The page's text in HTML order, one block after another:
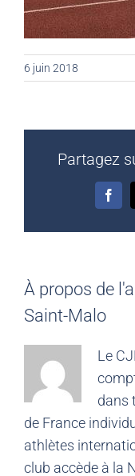
6 juin 2018
Partagez
À propos de
Saint-Malo
Le
dans
de France
athlètes
club accède à la